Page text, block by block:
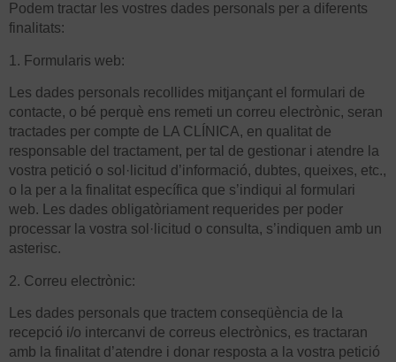
Podem tractar les vostres dades personals per a diferents
finalitats:
1. Formularis web:
Les dades personals recollides mitjançant el formulari de
contacte, o bé perquè ens remeti un correu electrònic, seran
tractades per compte de LA CLÍNICA, en qualitat de
responsable del tractament, per tal de gestionar i atendre la
vostra petició o sol·licitud d’informació, dubtes, queixes, etc.,
o la per a la finalitat específica que s’indiqui al formulari
web. Les dades obligatòriament requerides per poder
processar la vostra sol·licitud o consulta, s’indiquen amb un
asterisc.
2. Correu electrònic:
Les dades personals que tractem conseqüència de la
recepció i/o intercanvi de correus electrònics, es tractaran
amb la finalitat d’atendre i donar resposta a la vostra petició